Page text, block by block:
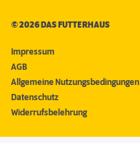
©2026 DAS FUTTERHAUS
Impressum
AGB
Allgemeine Nutzungsbedingungen
Datenschutz
Widerrufsbelehrung